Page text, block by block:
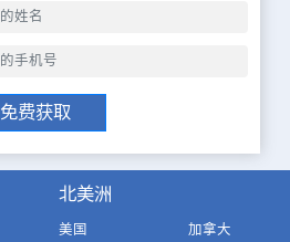
免费获取
北美洲
美国
加拿大